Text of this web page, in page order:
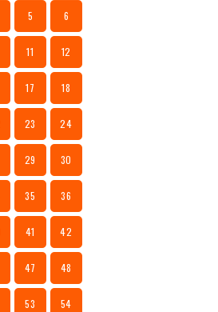
5 6
11 12
17 18
23 24
29 30
35 36
41 42
47 48
53 54